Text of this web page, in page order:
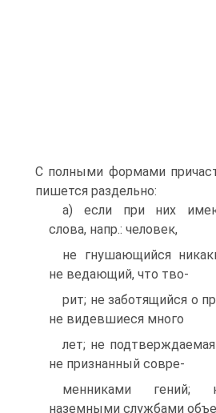
С полными формами
пишется раздельно:
а) если при них
слова, напр.: человек,
не гнушающийся
не ведающий, что тво-
рит; не заботящийся о
не видевшиеся много
лет; не
не признанный совре-
менниками гений;
наземными службами